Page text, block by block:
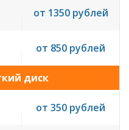
от 1350 рублей
от 850 рублей
диск
от 350 рублей